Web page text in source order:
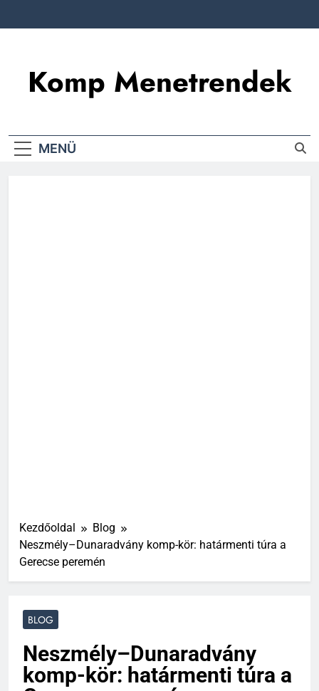
Komp Menetrendek
MENÜ
Kezdőoldal
Blog
Neszmély–Dunaradvány komp-kör: határmenti túra a
Gerecse peremén
BLOG
Neszmély–Dunaradvány
komp-kör: határmenti túra a